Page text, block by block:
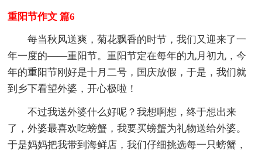
重阳节作文 篇6
每当秋风送爽，菊花飘香的时节，我们又迎来了一
年一度的——重阳节。重阳节定在每年的九月初九，今
年的重阳节刚好是十月二号，国庆放假，于是，我们就
到乡下看望外婆，开心极啦！
不过我送外婆什么好呢？我想啊想，终于想出来
了，外婆最喜欢吃螃蟹，我要买螃蟹为礼物送给外婆。
于是妈妈把我带到海鲜店，我们仔细挑选每一只螃蟹，